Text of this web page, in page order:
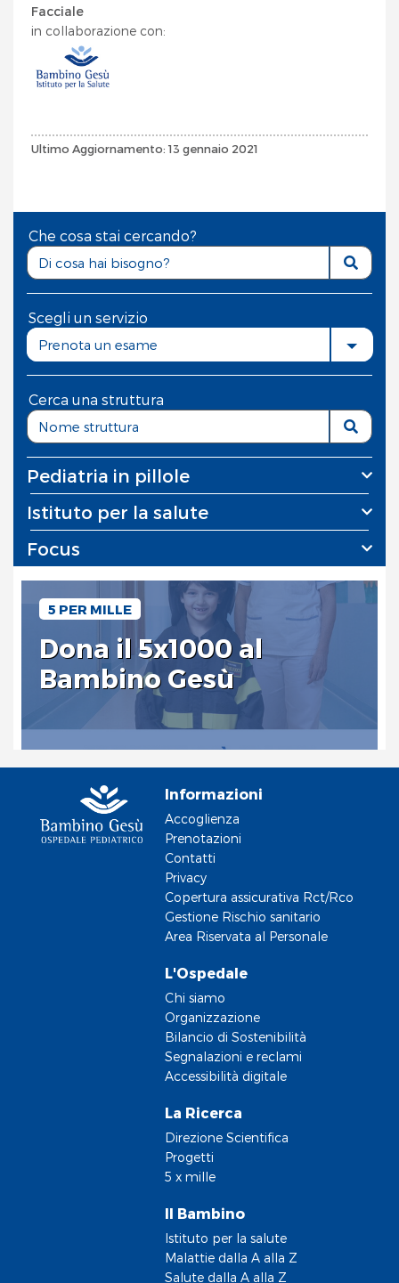
Facciale
in collaborazione con:
Ultimo Aggiornamento: 13 gennaio 2021
Che cosa stai cercando?
Scegli un servizio
Prenota un esame
Cerca una struttura
Pediatria in pillole
Istituto per la salute
Focus
5 PER MILLE
Dona il 5x1000 al
Bambino Gesù
Informazioni
Accoglienza
Prenotazioni
Contatti
Privacy
Copertura assicurativa Rct/Rco
Gestione Rischio sanitario
Area Riservata al Personale
L'Ospedale
Chi siamo
Organizzazione
Bilancio di Sostenibilità
Segnalazioni e reclami
Accessibilità digitale
La Ricerca
Direzione Scientifica
Progetti
5 x mille
Il Bambino
Istituto per la salute
Malattie dalla A alla Z
Salute dalla A alla Z